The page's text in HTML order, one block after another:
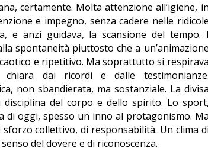
certamente. Molta attenzione all’igiene, in
e impegno, senza cadere nelle ridicole
e anzi guidava, la scansione del tempo. I
spontaneità piuttosto che a un’animazione
e ripetitivo. Ma soprattutto si respirava
dai ricordi e dalle testimonianze.
non sbandierata, ma sostanziale. La divisa
del corpo e dello spirito. Lo sport,
di oggi, spesso un inno al protagonismo. Ma
collettivo, di responsabilità. Un clima di
del dovere e di riconoscenza.